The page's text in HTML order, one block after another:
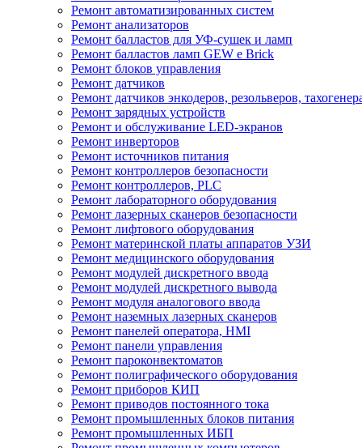
Ремонт автоматизированных систем
Ремонт анализаторов
Ремонт балластов для УФ-сушек и ламп
Ремонт балластов ламп GEW e Brick
Ремонт блоков управления
Ремонт датчиков
Ремонт датчиков энкодеров, резольверов,
Ремонт зарядных устройств
Ремонт и обслуживание LED-экранов
Ремонт инверторов
Ремонт источников питания
Ремонт контроллеров безопасности
Ремонт контроллеров, PLC
Ремонт лабораторного оборудования
Ремонт лазерных сканеров безопасности
Ремонт лифтового оборудования
Ремонт материнской платы аппаратов УЗИ
Ремонт медицинского оборудования
Ремонт модулей дискретного ввода
Ремонт модулей дискретного вывода
Ремонт модуля аналогового ввода
Ремонт наземных лазерных сканеров
Ремонт панелей оператора, HMI
Ремонт панели управления
Ремонт пароконвектоматов
Ремонт полиграфического оборудования
Ремонт приборов КИП
Ремонт приводов постоянного тока
Ремонт промышленных блоков питания
Ремонт промышленных ИБП